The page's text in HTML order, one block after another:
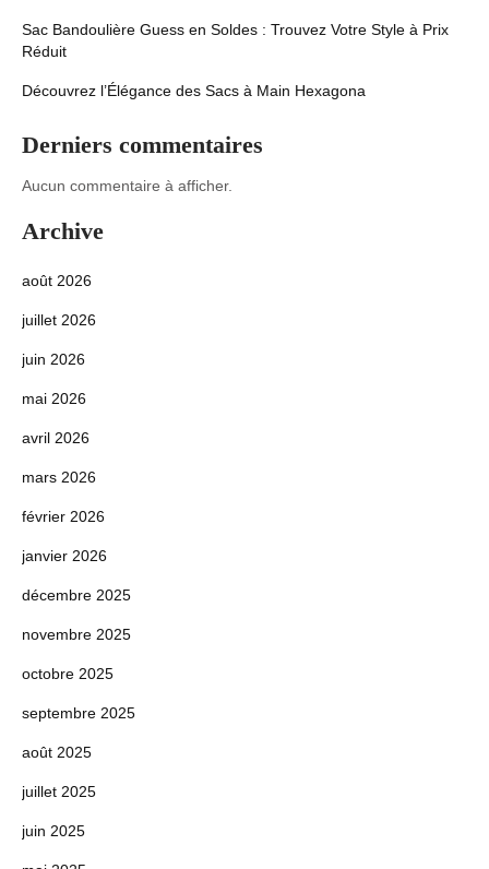
Sac Bandoulière Guess en Soldes : Trouvez Votre Style à Prix
Réduit
Découvrez l’Élégance des Sacs à Main Hexagona
Derniers commentaires
Aucun commentaire à afficher.
Archive
août 2026
juillet 2026
juin 2026
mai 2026
avril 2026
mars 2026
février 2026
janvier 2026
décembre 2025
novembre 2025
octobre 2025
septembre 2025
août 2025
juillet 2025
juin 2025